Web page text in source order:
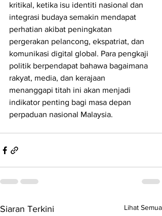
kritikal, ketika isu identiti nasional dan
integrasi budaya semakin mendapat
perhatian akibat peningkatan
pergerakan pelancong, ekspatriat, dan
komunikasi digital global. Para pengkaji
politik berpendapat bahawa bagaimana
rakyat, media, dan kerajaan
menanggapi titah ini akan menjadi
indikator penting bagi masa depan
perpaduan nasional Malaysia.
Siaran Terkini Lihat Semua